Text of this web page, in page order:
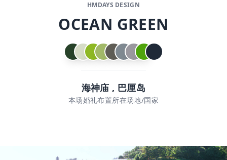
HMDAYS DESIGN
OCEAN GREEN
海神庙 , 巴厘岛
本场婚礼布置所在场地/国家